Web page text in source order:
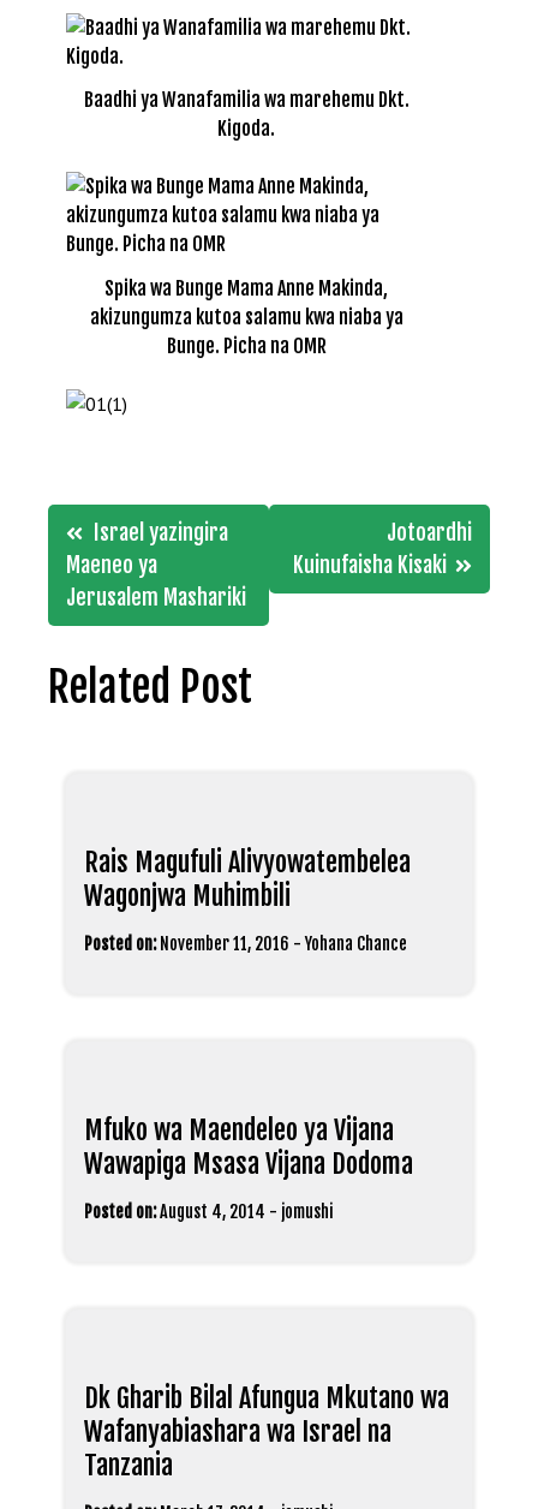
Baadhi ya Wanafamilia wa marehemu Dkt.
Kigoda.
Spika wa Bunge Mama Anne Makinda,
akizungumza kutoa salamu kwa niaba ya
Bunge. Picha na OMR
Post
navigation
Israel yazingira
Maeneo ya
Jerusalem Mashariki
Jotoardhi
Kuinufaisha Kisaki
Related Post
Rais Magufuli Alivyowatembelea
Wagonjwa Muhimbili
Posted on: November 11, 2016 -Yohana Chance
Mfuko wa Maendeleo ya Vijana
Wawapiga Msasa Vijana Dodoma
Posted on:August 4, 2014 - jomushi
Dk Gharib Bilal Afungua Mkutano wa
Wafanyabiashara wa Israel na
Tanzania